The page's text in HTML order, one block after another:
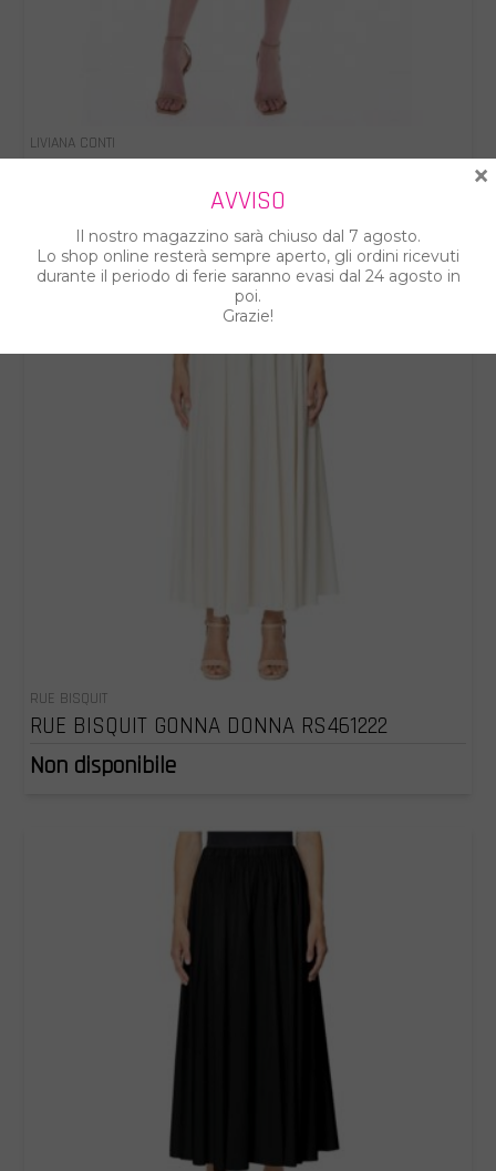
LIVIANA CONTI
RUE BISQUIT
RUE BISQUIT GONNA DONNA RS461222
Non disponibile
AVVISO
Il nostro magazzino sarà chiuso dal 7 agosto.
Lo shop online resterà sempre aperto, gli ordini ricevuti
durante il periodo di ferie saranno evasi dal 24 agosto in
poi.
Grazie!
×